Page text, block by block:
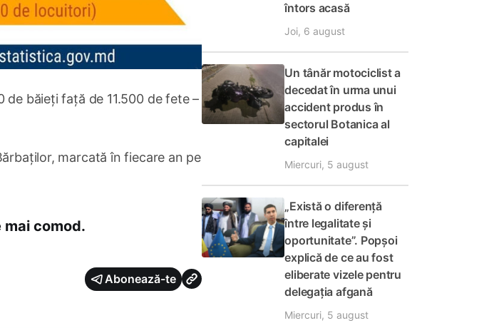
de băieți față de 11.500 de fete –
marcată în fiecare an pe
comod.
Abonează-te
întors acasă
Joi, 6 august
Un tânăr motociclist a
decedat în urma unui
accident produs în
sectorul Botanica al
capitalei
Miercuri, 5 august
„Există o diferență
între legalitate și
oportunitate”. Popșoi
explică de ce au fost
eliberate vizele pentru
delegația afgană
Miercuri, 5 august